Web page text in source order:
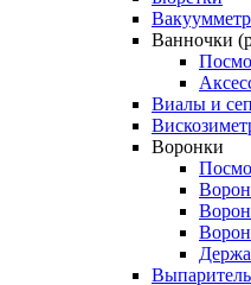
Ванночки
Виалы и
Воронки